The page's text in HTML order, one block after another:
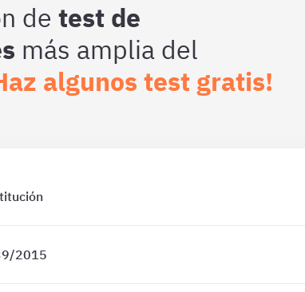
de test de
más amplia del
algunos test gratis!
2015